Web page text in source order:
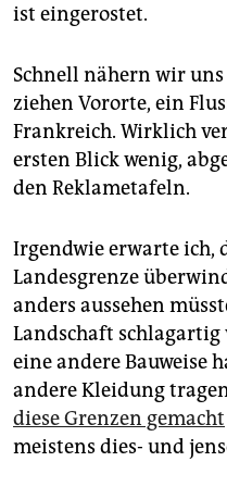
ist eingerostet.
Schnell nähern wir
ziehen Vororte, ein
Frankreich. Wirklich
ersten Blick wenig,
den Reklametafeln.
Irgendwie erwarte ich,
Landesgrenze
anders aussehen
Landschaft schlagartig
eine andere Bauweise
andere Kleidung
diese Grenzen gemacht
meistens dies- und